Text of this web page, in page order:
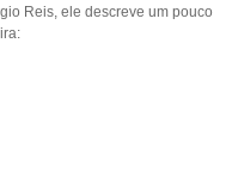
Reis, ele descreve um pouco